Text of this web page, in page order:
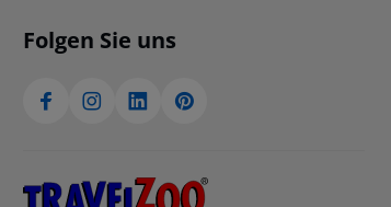
Folgen Sie uns